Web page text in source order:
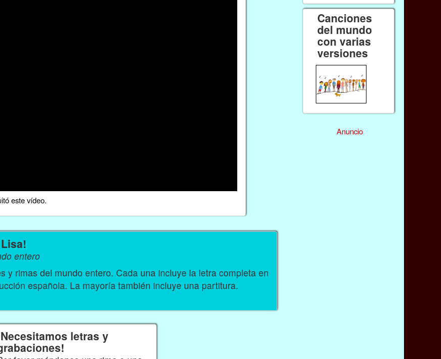
este vídeo.
entero
y rimas del mundo entero. Cada una incluye la letra completa en
española. La mayoría también incluye una partitura.
letras y
Canciones
del mundo
con varias
versiones
Anuncio